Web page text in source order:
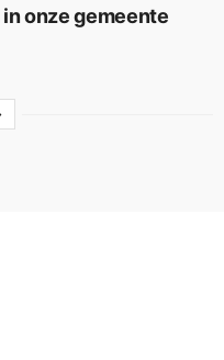
onze gemeente